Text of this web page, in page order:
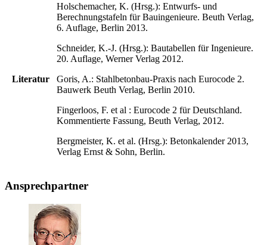
Literatur
Holschemacher, K. (Hrsg.): Entwurfs- und
Berechnungstafeln für Bauingenieure. Beuth Verlag,
6. Auflage, Berlin 2013.
Schneider, K.-J. (Hrsg.): Bautabellen für Ingenieure.
20. Auflage, Werner Verlag 2012.
Goris, A.: Stahlbetonbau-Praxis nach Eurocode 2.
Bauwerk Beuth Verlag, Berlin 2010.
Fingerloos, F. et al : Eurocode 2 für Deutschland.
Kommentierte Fassung, Beuth Verlag, 2012.
Bergmeister, K. et al. (Hrsg.): Betonkalender 2013,
Verlag Ernst & Sohn, Berlin.
Ansprechpartner